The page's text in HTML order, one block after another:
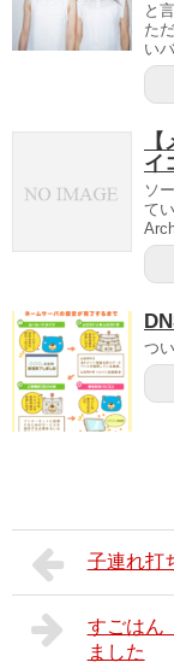
と
た
い
イ
ソ
て
つ
子連れ打
すごはん
ました